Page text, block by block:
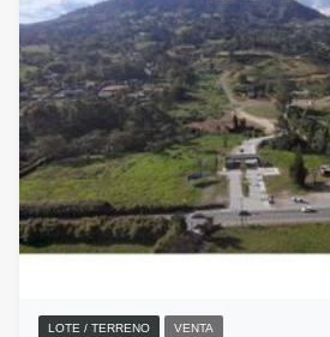
LOTE / TERRENO VENTA